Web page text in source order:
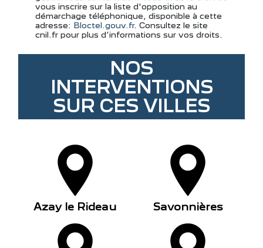
vous inscrire sur la liste d'opposition au
démarchage téléphonique, disponible à cette
adresse: Bloctel.gouv.fr. Consultez le site
cnil.fr pour plus d’informations sur vos droits.
NOS
INTERVENTIONS
SUR CES VILLES
Azay le Rideau Savonnières